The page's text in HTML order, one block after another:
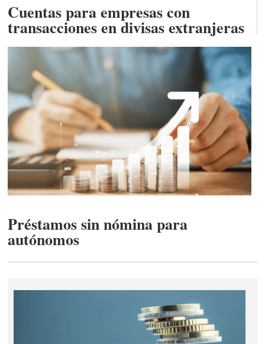
Cuentas para empresas con
transacciones en divisas extranjeras
Préstamos sin nómina para
autónomos